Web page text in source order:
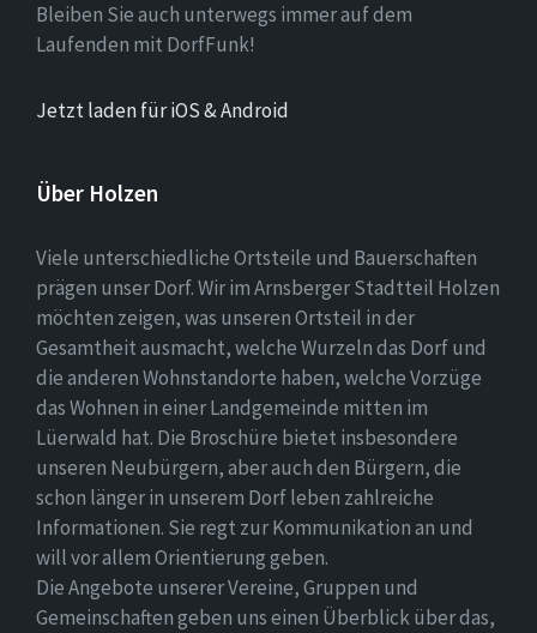
Bleiben Sie auch unterwegs immer auf dem
Laufenden mit DorfFunk!
Jetzt laden für iOS & Android
Über Holzen
Viele unterschiedliche Ortsteile und Bauerschaften
prägen unser Dorf. Wir im Arnsberger Stadtteil Holzen
möchten zeigen, was unseren Ortsteil in der
Gesamtheit ausmacht, welche Wurzeln das Dorf und
die anderen Wohnstandorte haben, welche Vorzüge
das Wohnen in einer Landgemeinde mitten im
Lüerwald hat. Die Broschüre bietet insbesondere
unseren Neubürgern, aber auch den Bürgern, die
schon länger in unserem Dorf leben zahlreiche
Informationen. Sie regt zur Kommunikation an und
will vor allem Orientierung geben.
Die Angebote unserer Vereine, Gruppen und
Gemeinschaften geben uns einen Überblick über das,